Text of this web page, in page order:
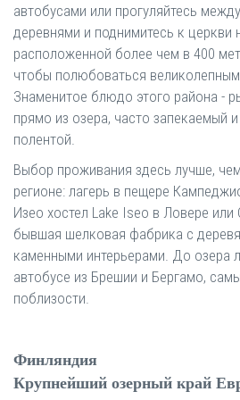
автобусами или прогуляйтесь
деревнями и поднимитесь к церкви
расположенной более чем в 400
чтобы полюбоваться
Знаменитое блюдо этого района -
прямо из озера, часто запекаемый
полентой.
Выбор проживания здесь лучше,
регионе: лагерь в пещере
Изео хостел Lake Iseo в Ловере
бывшая шелковая фабрика с
каменными интерьерами. До озера
автобусе из Брешии и Бергамо,
поблизости.
Финляндия
Крупнейший озерный край